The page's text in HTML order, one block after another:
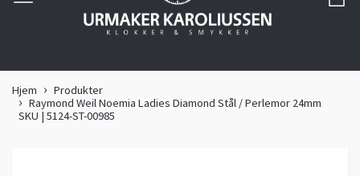
Hjem
Produkter
Raymond Weil Noemia Ladies Diamond Stål / Perlemor 24mm
SKU | 5124-ST-00985